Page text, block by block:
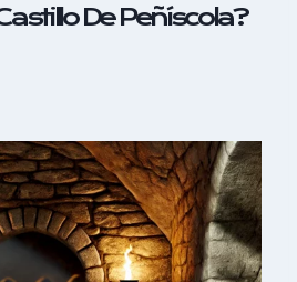
De Peñíscola?